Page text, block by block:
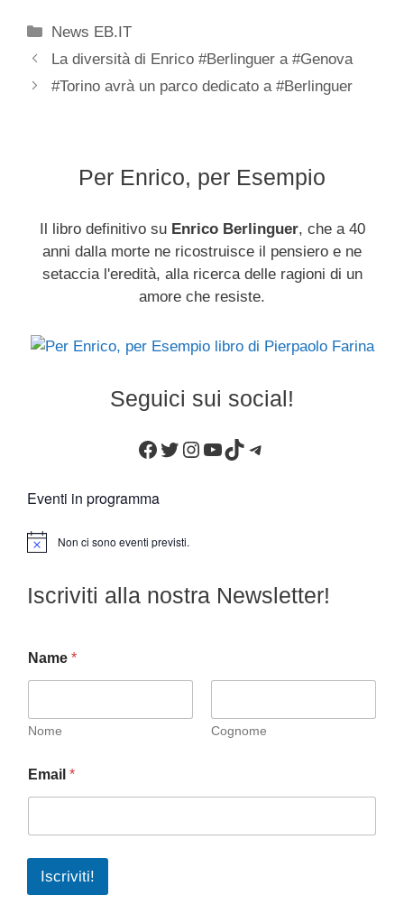
Categorie
News EB.IT
La diversità di Enrico #Berlinguer a #Genova
#Torino avrà un parco dedicato a #Berlinguer
Per Enrico, per Esempio
Il libro definitivo su Enrico Berlinguer, che a 40
anni dalla morte ne ricostruisce il pensiero e ne
setaccia l'eredità, alla ricerca delle ragioni di un
amore che resiste.
Seguici sui social!
Facebook
Twitter
Instagram
YouTube
TikTokTelegram
Eventi in programma
N
c
Non ci sono eventi previsti.
Iscriviti alla nostra Newsletter!
Name *
Nome Cognome
Email *
Iscriviti!